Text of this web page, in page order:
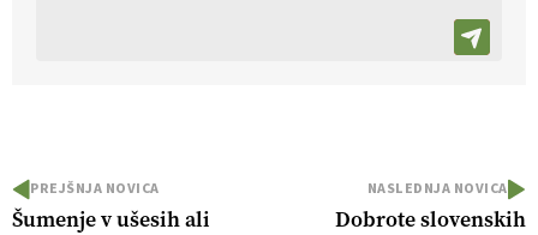
PREJŠNJA NOVICA
Šumenje v ušesih ali
NASLEDNJA NOVICA
Dobrote slovenskih